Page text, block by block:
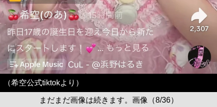
（希空公式tiktokより）
まだまだ画像は続きます。画像（8/36）